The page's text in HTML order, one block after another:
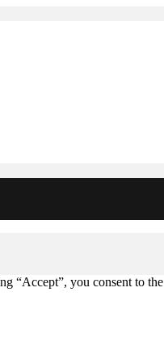
“Accept”, you consent to